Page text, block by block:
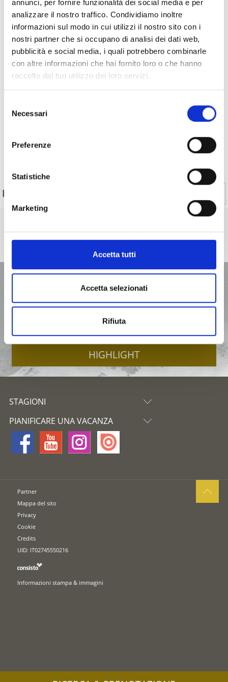
annunci, per fornire funzionalità dei social media e per
analizzare il nostro traffico. Condividiamo inoltre
informazioni sul modo in cui utilizzi il nostro sito con i
nostri partner che si occupano di analisi dei dati web,
pubblicità e social media, i quali potrebbero combinarle
con altre informazioni che hai fornito loro o che hanno
raccolto dal tuo utilizzo dei loro servizi.
delNecessari
Preferenze
Statistiche
Marketing
Accetta tutti
Accetta selezionati
Rifiuta
V
Malga Latschiniger Alm
IL CONTENUTO VI È STATO UTILE?
VACANZA IN VAL VENOSTA
OFFERTE
ALLOGGI
HIGHLIGHT
STAGIONI
PIANIFICARE UNA VACANZA
Partner
Mappa del sito
Privacy
Cookie
Credits
UID: IT02745550216
Informazioni stampa & immagini